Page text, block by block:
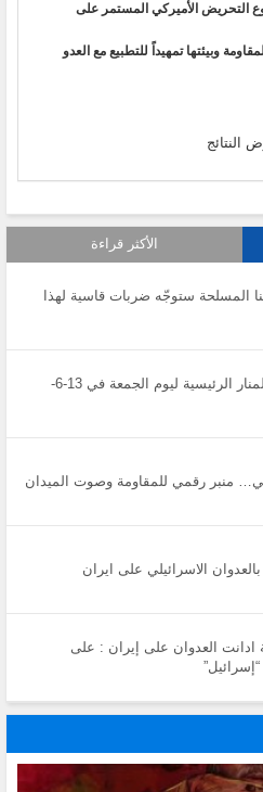
التحريض الأميركي المستمر على
وبيئتها تمهيداً للتطبيع مع العدو
النتائج
الأكثر قراءة
المسلحة ستوجّه ضربات قاسية لهذا
مقدمة نشرة أخبار المنار الرئيسية ليوم الجمعة في 13-6-
منبر رقمي للمقاومة وصوت الميدان
الاسرائيلي على ايران
ادانت العدوان على إيران : على